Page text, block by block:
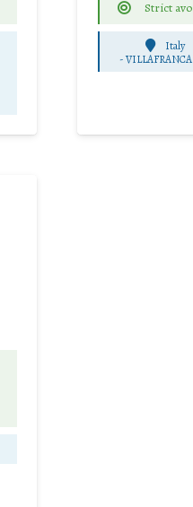
Strict
Italy
-